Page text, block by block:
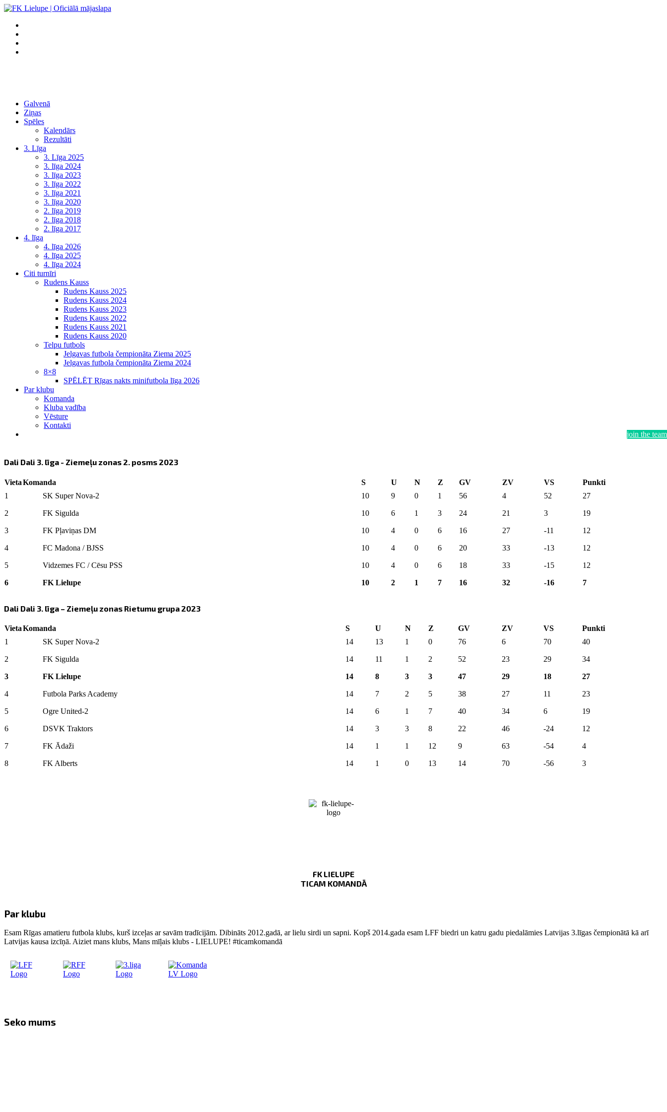
Galvenā
Ziņas
Spēles
Kalendārs
Rezultāti
3. Līga
3. Līga 2025
3. līga 2024
3. līga 2023
3. līga 2022
3. līga 2021
3. līga 2020
2. līga 2019
2. līga 2018
2. līga 2017
4. līga
4. līga 2026
4. līga 2025
4. līga 2024
Citi turnīri
Rudens Kauss
Rudens Kauss 2025
Rudens Kauss 2024
Rudens Kauss 2023
Rudens Kauss 2022
Rudens Kauss 2021
Rudens Kauss 2020
Telpu futbols
Jelgavas futbola čempionāta Ziema 2025
Jelgavas futbola čempionāta Ziema 2024
8×8
SPĒLĒT Rīgas nakts minifutbola līga 2026
Par klubu
Komanda
Kluba vadība
Vēsture
Kontakti
join the team
Dali Dali 3. līga - Ziemeļu zonas 2. posms 2023
VietaKomanda S U N Z GV ZV VS
Punkti
1
SK Super Nova-2 10 9 0 1 56 4 52 27
2 FK Sigulda 10 6 1 3 24 21 3 19
3 FK Pļaviņas DM 10 4 0 6 16 27 -11 12
4 FC Madona / BJSS 10 4 0 6 20 33 -13 12
5 Vidzemes FC / Cēsu PSS 10 4 0 6 18 33 -15 12
6 FK Lielupe 10 2 1 7 16 32 -16 7
Dali Dali 3. līga – Ziemeļu zonas Rietumu grupa 2023
VietaKomanda S U N Z GV ZV VS
Punkti
1
SK Super Nova-2 14 13 1 0 76 6 70 40
2 FK Sigulda 14 11 1 2 52 23 29 34
3 FK Lielupe 14 8 3 3 47 29 18 27
4 Futbola Parks Academy 14 7 2 5 38 27 11 23
5 Ogre United-2 14 6 1 7 40 34 6 19
6 DSVK Traktors 14 3 3 8 22 46 -24 12
7 FK Ādaži 14 1 1 12 9 63 -54 4
8 FK Alberts 14 1 0 13 14 70 -56 3
FK LIELUPE
TICAM KOMANDĀ
Par klubu
Esam Rīgas amatieru futbola klubs, kurš izceļas ar savām tradīcijām. Dibināts 2012.gadā, ar lielu sirdi un sapni. Kopš 2014.gada esam LFF biedri un katru gadu piedalāmies Latvijas 3.līgas čempionātā kā arī
Latvijas kausa izcīņā. Aiziet mans klubs, Mans mīļais klubs - LIELUPE! #ticamkomandā
Seko mums